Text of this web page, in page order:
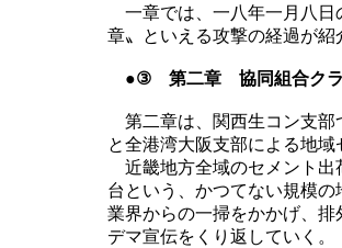
一章では、一八年一月八日
章〟といえる攻撃の経過が紹
●③ 第二章 協同組合クラ
第二章は、関西生コン支部
と全港湾大阪支部による地
近畿地方全域のセメント出
台という、かつてない規模
業界からの一掃をかかげ、
デマ宣伝をくり返していく。